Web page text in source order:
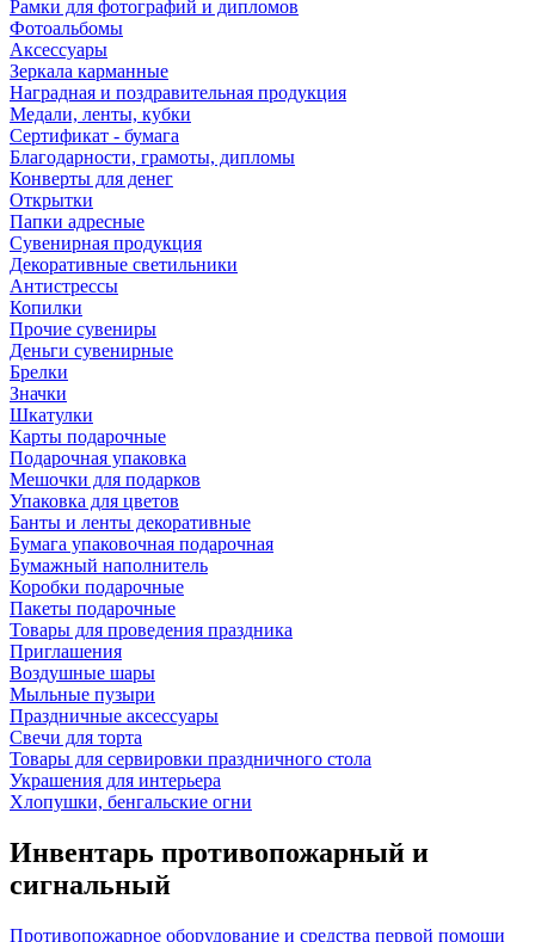
Рамки для фотографий и дипломов
Фотоальбомы
Аксессуары
Зеркала карманные
Наградная и поздравительная продукция
Медали, ленты, кубки
Сертификат - бумага
Благодарности, грамоты, дипломы
Конверты для денег
Открытки
Папки адресные
Сувенирная продукция
Декоративные светильники
Антистрессы
Копилки
Прочие сувениры
Деньги сувенирные
Брелки
Значки
Шкатулки
Карты подарочные
Подарочная упаковка
Мешочки для подарков
Упаковка для цветов
Банты и ленты декоративные
Бумага упаковочная подарочная
Бумажный наполнитель
Коробки подарочные
Пакеты подарочные
Товары для проведения праздника
Приглашения
Воздушные шары
Мыльные пузыри
Праздничные аксессуары
Свечи для торта
Товары для сервировки праздничного стола
Украшения для интерьера
Хлопушки, бенгальские огни
Инвентарь противопожарный и
сигнальный
Противопожарное оборудование и средства первой помощи